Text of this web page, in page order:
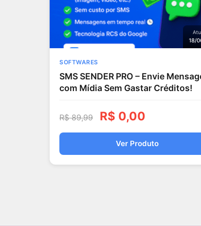
18/
SOFTWARES
SMS SENDER PRO – Envie
com Mídia Sem Gastar Créditos!
R$89,99 R$ 0,00
Ver Produto